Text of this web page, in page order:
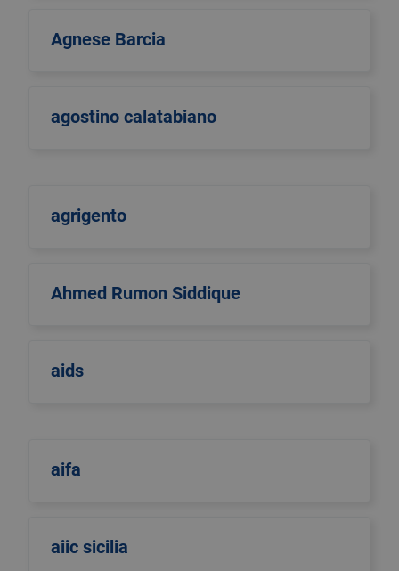
Agnese Barcia
agostino calatabiano
agrigento
Ahmed Rumon Siddique
aids
aifa
aiic sicilia